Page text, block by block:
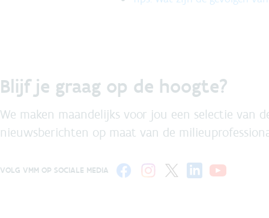
Blijf je graag op de hoogte?
We maken maandelijks voor jou een selectie van
nieuwsberichten op maat van de
VOLG VMM OP SOCIALE MEDIA